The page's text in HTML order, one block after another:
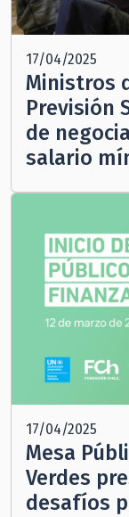
17/04/2025
Ministros
Previsión
de
salario
17/04/2025
Mesa
Verdes
desafíos